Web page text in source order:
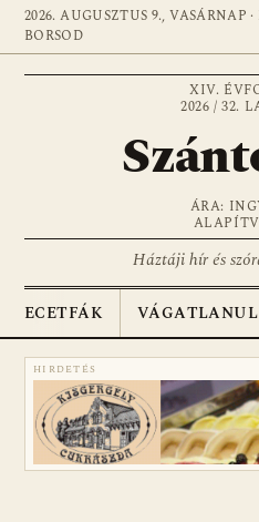
2026. AUGUSZTUS 9., VASÁRNAP
BORSOD
XIV.
2026 / 32.
ÁRA:
Háztáji hír és
ECETFÁK VÁGATLANUL
HIRDETÉS